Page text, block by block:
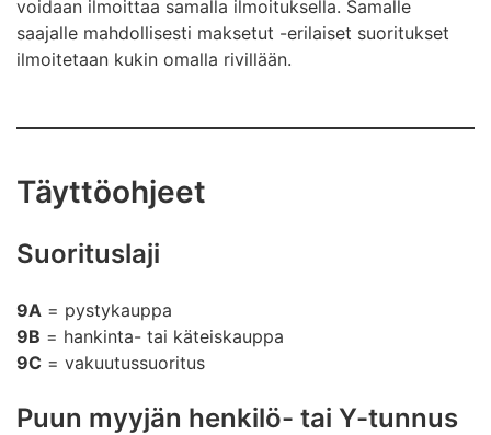
voidaan ilmoittaa samalla ilmoituksella. Samalle
saajalle mahdollisesti maksetut -erilaiset suoritukset
ilmoitetaan kukin omalla rivillään.
Täyttöohjeet
Suorituslaji
9A = pystykauppa
9B = hankinta- tai käteiskauppa
9C = vakuutussuoritus
Puun myyjän henkilö- tai Y-tunnus